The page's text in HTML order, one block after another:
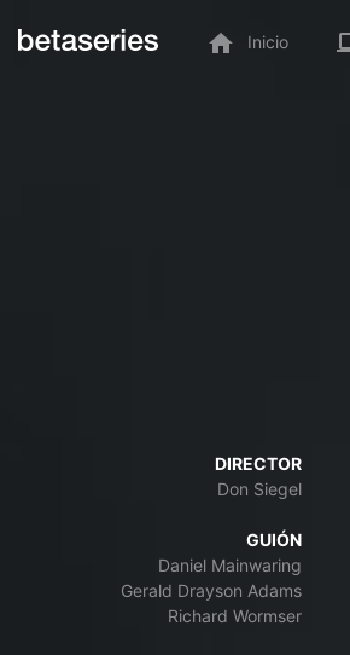
Inicio
DIRECTOR
Don Siegel
GUIÓN
Daniel Mainwaring
Gerald Drayson Adams
Richard Wormser